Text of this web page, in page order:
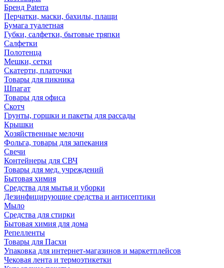
Бренд Paterra
Перчатки, маски, бахилы, плащи
Бумага туалетная
Губки, салфетки, бытовые тряпки
Салфетки
Полотенца
Мешки, сетки
Скатерти, платочки
Товары для пикника
Шпагат
Товары для офиса
Скотч
Грунты, горшки и пакеты для рассады
Крышки
Хозяйственные мелочи
Фольга, товары для запекания
Свечи
Контейнеры для СВЧ
Товары для мед. учреждений
Бытовая химия
Средства для мытья и уборки
Дезинфицирующие средства и антисептики
Мыло
Средства для стирки
Бытовая химия для дома
Репелленты
Товары для Пасхи
Упаковка для интернет-магазинов и маркетплейсов
Чековая лента и термоэтикетки